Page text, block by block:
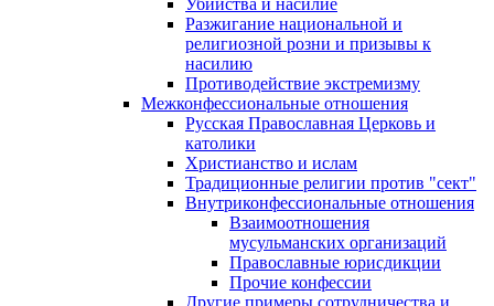
Убийства и насилие
Разжигание национальной и
религиозной розни и призывы к
насилию
Противодействие экстремизму
Межконфессиональные отношения
Русская Православная Церковь и
католики
Христианство и ислам
Традиционные религии против "сект"
Внутриконфессиональные отношения
Взаимоотношения
мусульманских организаций
Православные юрисдикции
Прочие конфессии
Другие примеры сотрудничества и